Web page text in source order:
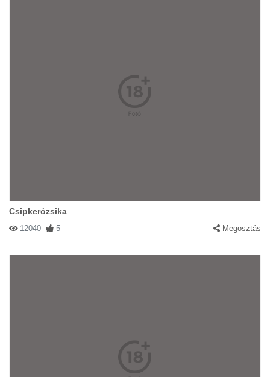
Csipkerózsika
12040 5 Megosztás